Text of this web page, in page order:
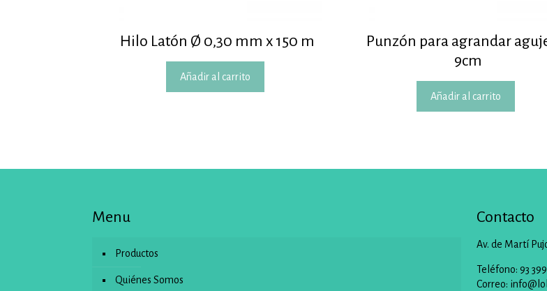
Hilo Latón Ø 0,30 mm x 150 m
Añadir al carrito
Punzón para agrandar
9cm
Añadir al carrito
Menu
Productos
Quiénes Somos
Contacto
Av. de Martí
Teléfono: 93
Correo: